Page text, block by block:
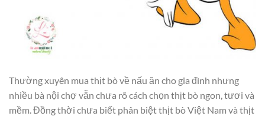
Thường xuyên mua thịt bò về nấu ăn cho gia đình nhưng
nhiều bà nội chợ vẫn chưa rõ cách chọn thịt bò ngon, tươi và
mềm. Đồng thời chưa biết phân biệt thịt bò Việt Nam và thịt